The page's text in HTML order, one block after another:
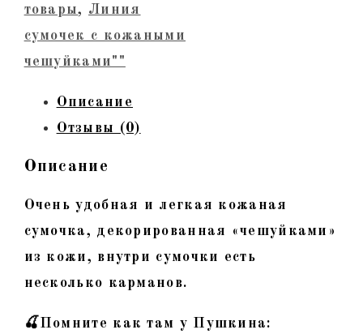
товары, Линия
сумочек с кожаными
чешуйками""
Описание
Отзывы (0)
Описание
Очень удобная и легкая кожаная
сумочка, декорированная «чешуйками»
из кожи, внутри сумочки есть
несколько карманов.
🍒Помните как там у Пушкина: